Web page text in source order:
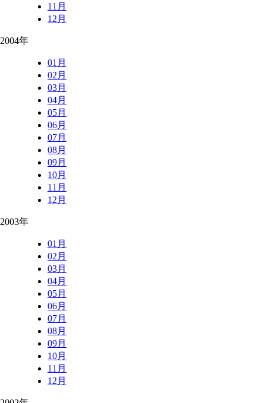
11月
12月
2004年
01月
02月
03月
04月
05月
06月
07月
08月
09月
10月
11月
12月
2003年
01月
02月
03月
04月
05月
06月
07月
08月
09月
10月
11月
12月